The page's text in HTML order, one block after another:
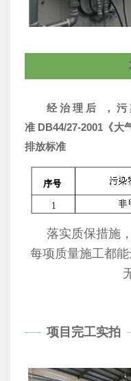
经治理后 ，
准 DB44/27-2001《大
排放标准
落实质保措施
每项质量施工都
项目完工实拍